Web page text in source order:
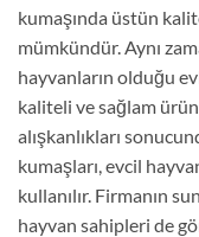
kumaşında üstün
mümkündür. Aynı
hayvanların olduğu
kaliteli ve sağlam
alışkanlıkları
kumaşları, evcil
kullanılır. Firmanın
hayvan sahipleri de